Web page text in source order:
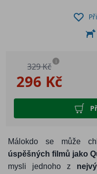
296 Kč
329 Kč i
Málokdo se může
úspěšných filmů jako
mysli jednoho z